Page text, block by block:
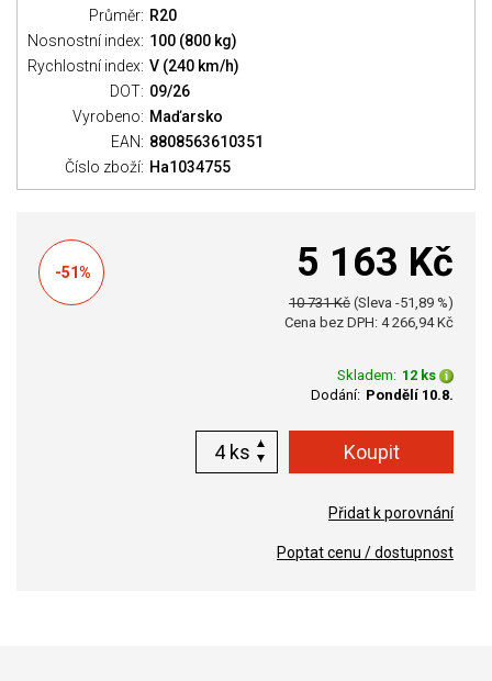
Průměr: R20
Nosnostní index: 100 (800 kg)
Rychlostní index: V (240 km/h)
DOT: 09/26
Vyrobeno: Maďarsko
EAN: 8808563610351
Číslo zboží: Ha1034755
-51% 5 163 Kč
10 731 Kč (Sleva -51,89 %)
Cena bez DPH: 4 266,94 Kč
Skladem: 12 ks
Dodání: Pondělí 10.8.
ks
Přidat k porovnání
Poptat cenu / dostupnost